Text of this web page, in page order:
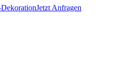
Jetzt Anfragen